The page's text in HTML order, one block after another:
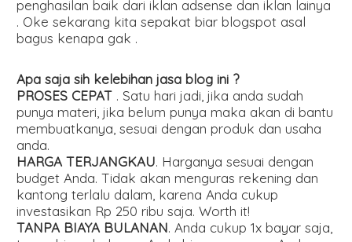
penghasilan baik dari iklan adsense dan iklan lainya
. Oke sekarang kita sepakat biar blogspot asal
bagus kenapa gak .
Apa saja sih kelebihan jasa blog ini ?
PROSES CEPAT . Satu hari jadi, jika anda sudah
punya materi, jika belum punya maka akan di bantu
membuatkanya, sesuai dengan produk dan usaha
anda.
HARGA TERJANGKAU. Harganya sesuai dengan
budget Anda. Tidak akan menguras rekening dan
kantong terlalu dalam, karena Anda cukup
investasikan Rp 250 ribu saja. Worth it!
TANPA BIAYA BULANAN. Anda cukup 1x bayar saja,